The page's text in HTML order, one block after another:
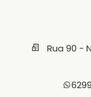
Rua 90 -